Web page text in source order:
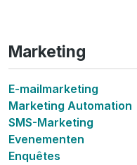
Marketing
E-mailmarketing
Marketing Automation
SMS-Marketing
Evenementen
Enquêtes